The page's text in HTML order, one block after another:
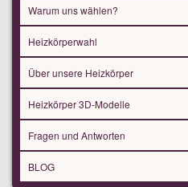
Warum uns wählen?
Heizkörperwahl
Über unsere Heizkörper
Heizkörper 3D-Modelle
Fragen und Antworten
BLOG